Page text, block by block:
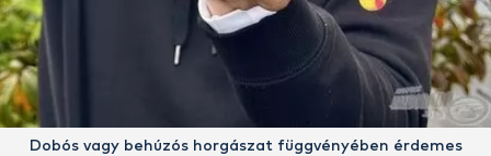
Dobós vagy behúzós horgászat függvényében érdemes